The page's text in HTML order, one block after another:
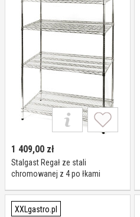
1 409,00 zł
Stalgast Regał ze stali
chromowanej z 4 po łkami
mm, skre cany I Stalgast
XXLgastro.pl